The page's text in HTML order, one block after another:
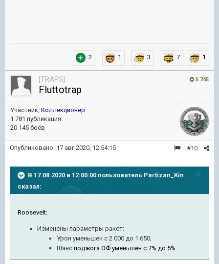
2 1 3 7 1
5 745
[TRAPS]
Fluttotrap
Участник, Коллекционер
1 781 публикация
20 145 боёв
#10
Опубликовано: 17 авг 2020, 12:54:15
В 17.08.2020 в 12:00:00 пользователь Partizan_Kin
сказал:
Roosevelt:
Изменены параметры ракет:
Урон уменьшен с 2 000 до 1 650;
Шанс поджога ОФ уменьшен с 7% до 5%.